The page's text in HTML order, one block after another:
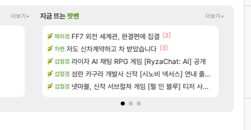
더보기+
디아4 (15시즌PTR) 악마술사 5경이 뜨네요 [5]
메이플 빵 가격이 24500원 이라길래 결제 취소하고 나왔다
로아 너넨 대난 함부로 가지 마라.. [45]
디아4 Ssf 정의를 내려 버린 디시인 [6]
메이플 게이머라면 필수로 알아야 할 것 [116]
지금 뜨는팟벤 더보기+
해외겜 FF7 외전 세계관, 완결편에 집결 [3]
차벤 저도 신차계약하고 차 받았습니다 [3]
섭컬겜 라이자 AI 채팅 RPG 게임 [RyzaChat: AI] 공개
섭컬겜 섬란 카구라 개발사 신작 [시노비 넥서스] 연내 출시 예정
섭컬겜 넷마블, 신작 서브컬쳐 게임 [펄 인 블루] 티저 사이트 오픈
아
리